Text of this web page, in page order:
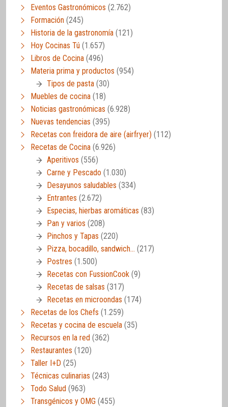
Eventos Gastronómicos (2.762)
Formación (245)
Historia de la gastronomía (121)
Hoy Cocinas Tú (1.657)
Libros de Cocina (496)
Materia prima y productos (954)
Tipos de pasta (30)
Muebles de cocina (18)
Noticias gastronómicas (6.928)
Nuevas tendencias (395)
Recetas con freidora de aire (airfryer) (112)
Recetas de Cocina (6.926)
Aperitivos (556)
Carne y Pescado (1.030)
Desayunos saludables (334)
Entrantes (2.672)
Especias, hierbas aromáticas (83)
Pan y varios (208)
Pinchos y Tapas (220)
Pizza, bocadillo, sandwich… (217)
Postres (1.500)
Recetas con FussionCook (9)
Recetas de salsas (317)
Recetas en microondas (174)
Recetas de los Chefs (1.259)
Recetas y cocina de escuela (35)
Recursos en la red (362)
Restaurantes (120)
Taller I+D (25)
Técnicas culinarias (243)
Todo Salud (963)
Transgénicos y OMG (455)